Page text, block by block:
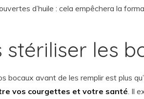
d’huile : cela empêchera la
stériliser les
bocaux avant de les remplir est plus
vos courgettes et votre santé . Il